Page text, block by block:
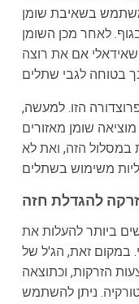
בשאיבת שומן
לאחר מכן השומן
שאידאלי אם את רוצה
הזו. למעשה,
שומן מאזורים
במסלול הזה, ואת לא
ביותר להעלות את
במקום זאת, הג'ל של
הזרקות, וכתוצאה
ניתן להשתמש